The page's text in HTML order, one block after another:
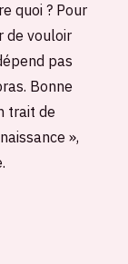
quoi ? Pour
de vouloir
pas
Bonne
trait de
»,